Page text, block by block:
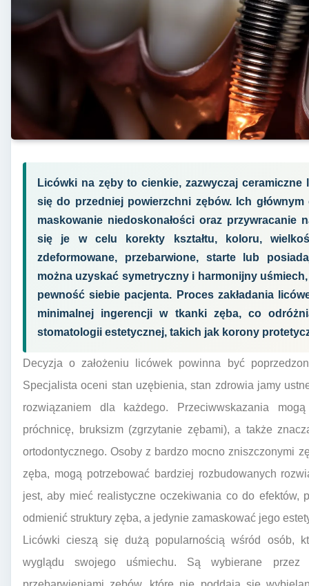
Licówki na zęby to cienkie, zazwyczaj
się do przedniej powierzchni zębów. Ich
maskowanie niedoskonałości oraz przywracanie
się je w celu korekty kształtu, koloru,
zdeformowane, przebarwione, starte lub
można uzyskać symetryczny i harmonijny
pewność siebie pacjenta. Proces zakładania
minimalnej ingerencji w tkanki zęba, co
stomatologii estetycznej, takich jak korony
Decyzja o założeniu licówek powinna być
Specjalista oceni stan uzębienia, stan zdrowia jamy
rozwiązaniem dla każdego. Przeciwwskazania
próchnicę, bruksizm (zgrzytanie zębami), a także
ortodontycznego. Osoby z bardzo mocno zniszczonymi
zęba, mogą potrzebować bardziej rozbudowanych
jest, aby mieć realistyczne oczekiwania co do efektów,
odmienić struktury zęba, a jedynie zamaskować jego
Licówki cieszą się dużą popularnością wśród osób,
wyglądu swojego uśmiechu. Są wybierane przez